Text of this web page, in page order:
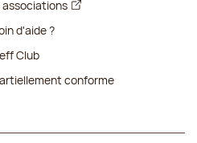
associations
d'aide ?
Club
conforme